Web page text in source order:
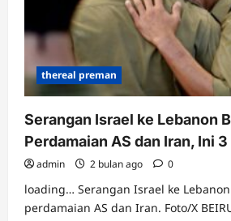
thereal preman
Serangan Israel ke Lebanon
Perdamaian AS dan Iran, Ini
admin 2 bulan ago 0
loading… Serangan Israel ke
perdamaian AS dan Iran. Foto/X